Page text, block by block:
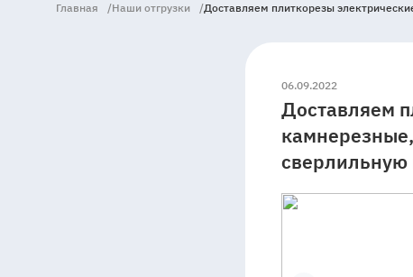
Главная /Наши отгрузки /Доставляем плиткорезы
06.09.2022
Доставляем
сверлильную